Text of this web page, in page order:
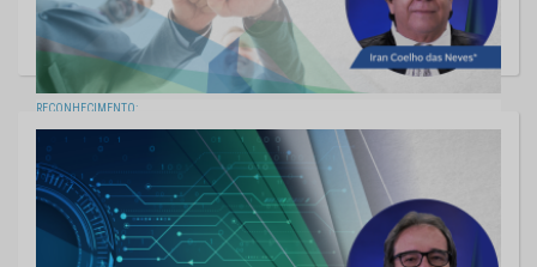
RECONHECIMENTO:
SERVIDOR PÚBLICO, AGENTE DA CIDADANIA
28/10/2022